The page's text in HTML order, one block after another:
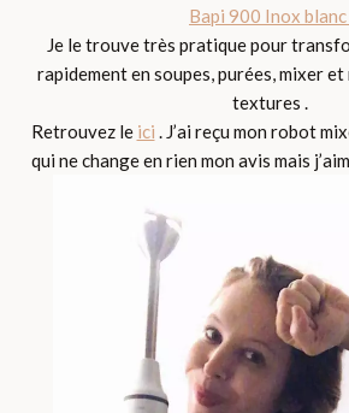
Bapi 900 Inox blanc
Je le trouve très pratique pour
rapidement en soupes, purées, mixer
textures .
Retrouvez le ici . J’ai reçu mon robot
qui ne change en rien mon avis mais